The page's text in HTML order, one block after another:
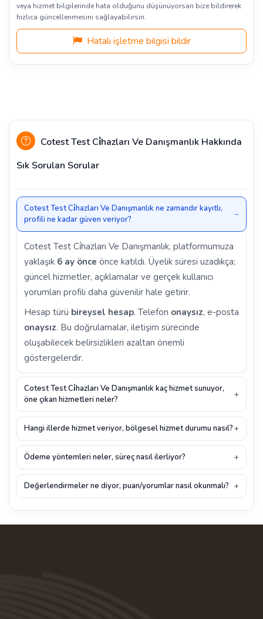
veya hizmet bilgilerinde hata olduğunu düşünüyorsan bize bildirerek
hızlıca güncellenmesini sağlayabilirsin.
Hatalı işletme bilgisi bildir
Cotest Test Ci̇hazları Ve Danışmanlık Hakkında
Sık Sorulan Sorular
Cotest Test Ci̇hazları Ve Danışmanlık ne zamandır kayıtlı,
profili ne kadar güven veriyor?
Cotest Test Ci̇hazları Ve Danışmanlık, platformumuza
yaklaşık 6 ay önce önce katıldı. Üyelik süresi uzadıkça;
güncel hizmetler, açıklamalar ve gerçek kullanıcı
yorumları profili daha güvenilir hale getirir.
Hesap türü bireysel hesap. Telefon onaysız, e-posta
onaysız. Bu doğrulamalar, iletişim sürecinde
oluşabilecek belirsizlikleri azaltan önemli
göstergelerdir.
Cotest Test Ci̇hazları Ve Danışmanlık kaç hizmet sunuyor,
öne çıkan hizmetleri neler?
Hangi illerde hizmet veriyor, bölgesel hizmet durumu nasıl?
Ödeme yöntemleri neler, süreç nasıl ilerliyor?
Değerlendirmeler ne diyor, puan/yorumlar nasıl okunmalı?